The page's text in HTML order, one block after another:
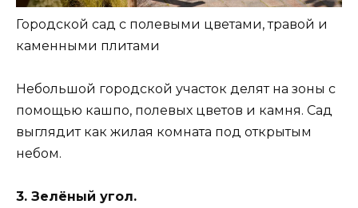
Городской сад с полевыми цветами, травой и
каменными плитами
Небольшой городской участок делят на зоны с
помощью кашпо, полевых цветов и камня. Сад
выглядит как жилая комната под открытым
небом.
3. Зелёный угол.